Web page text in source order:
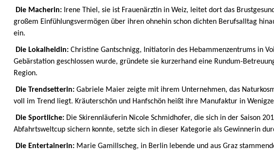
Die Macherin: Irene Thiel, sie ist Frauenärztin in Weiz, leitet dort das
großem Einfühlungsvermögen über ihren ohnehin schon dichten Berufsalltag
ein.
Die Lokalheldin:Christine Gantschnigg, Initiatorin des Hebammenzentrums in
Gebärstation geschlossen wurde, gründete sie kurzerhand eine Rundum-
Region.
Die Trendsetterin:Gabriele Maier zeigte mit ihrem Unternehmen, das
voll im Trend liegt. Kräuterschön und Hanfschön heißt ihre Manufaktur in
Die Sportliche: Die Skirennläuferin Nicole Schmidhofer, die sich in der Saison
Abfahrtsweltcup sichern konnte, setzte sich in dieser Kategorie als Gewinnerin
Die Entertainerin: Marie Gamillscheg, in Berlin lebende und aus Graz